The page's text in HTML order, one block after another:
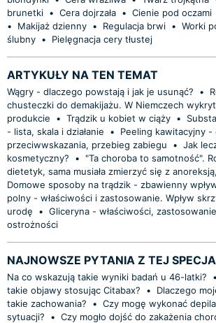
brunetki • Cera dojrzała • Cienie pod oczami
•
Makijaż dzienny • Regulacja brwi • Worki
ślubny • Pielęgnacja cery tłustej
ARTYKUŁY NA TEN TEMAT
Wągry - dlaczego powstają i jak je usunąć? •
chusteczki do demakijażu. W Niemczech
produkcie
• Trądzik u kobiet w ciąży •
- lista, skala i działanie
•
Peeling kawitacyjny
przeciwwskazania, przebieg zabiegu
• Jak
kosmetyczny?
•
"Ta choroba to samotność".
dietetyk, sama musiała zmierzyć się z anoreksją,
Domowe sposoby na trądzik - zbawienny
polny - właściwości i zastosowanie. Wpływ
urodę
• Gliceryna - właściwości,
ostrożności
NAJNOWSZE PYTANIA Z TEJ
Na co wskazują takie wyniki badań u 46-latki? •
takie objawy stosując Citabax?
•
Dlaczego
takie zachowania?
• Czy mogę wykonać
sytuacji?
• Czy mogło dojść do zakażenia